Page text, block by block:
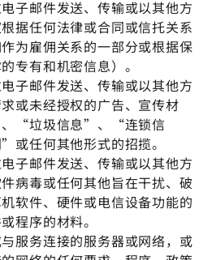
子邮件发送、传输或以其他方
据任何法律或合同或信托关系
为雇佣关系的一部分或根据保
专有和机密信息）。
子邮件发送、传输或以其他方
或未经授权的广告、宣传材
“垃圾信息”、“连锁信
任何其他形式的招揽。
子邮件发送、传输或以其他方
病毒或任何其他旨在干扰、破
软件、硬件或电信设备功能的
程序的材料。
服务连接的服务器或网络，或